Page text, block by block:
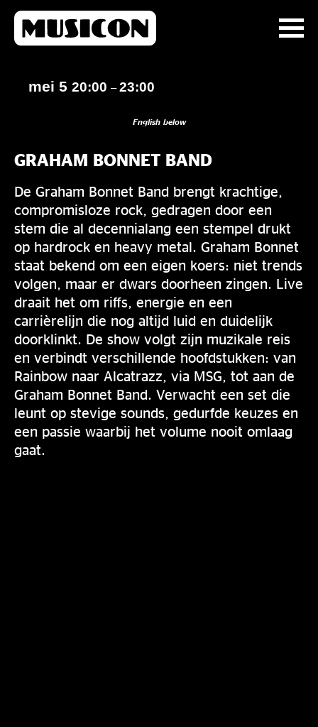
mei 5 20:00 –23:00
English below
GRAHAM BONNET BAND
De Graham Bonnet Band brengt krachtige,
compromisloze rock, gedragen door een
stem die al decennialang een stempel drukt
op hardrock en heavy metal. Graham Bonnet
staat bekend om een eigen koers: niet trends
volgen, maar er dwars doorheen zingen. Live
draait het om riffs, energie en een
carrièrelijn die nog altijd luid en duidelijk
doorklinkt. De show volgt zijn muzikale reis
en verbindt verschillende hoofdstukken: van
Rainbow naar Alcatrazz, via MSG, tot aan de
Graham Bonnet Band. Verwacht een set die
leunt op stevige sounds, gedurfde keuzes en
een passie waarbij het volume nooit omlaag
gaat.